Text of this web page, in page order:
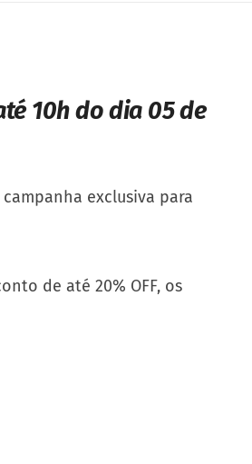
10h do dia 05 de
exclusiva para
de até 20% OFF, os